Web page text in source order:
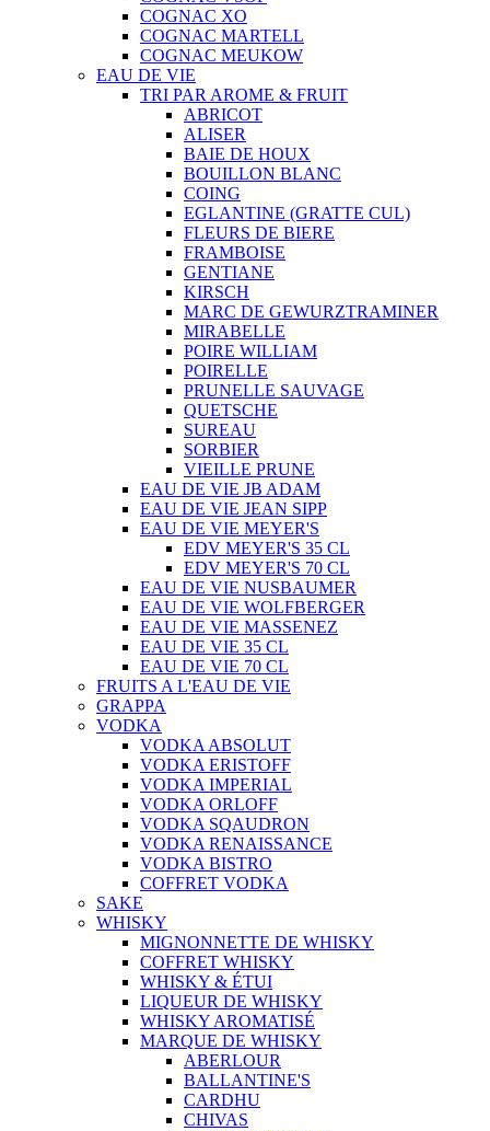
COGNAC XO
COGNAC MARTELL
COGNAC MEUKOW
EAU DE VIE
TRI PAR AROME & FRUIT
ABRICOT
ALISER
BAIE DE HOUX
BOUILLON BLANC
COING
EGLANTINE (GRATTE CUL)
FLEURS DE BIERE
FRAMBOISE
GENTIANE
KIRSCH
MARC DE GEWURZTRAMINER
MIRABELLE
POIRE WILLIAM
POIRELLE
PRUNELLE SAUVAGE
QUETSCHE
SUREAU
SORBIER
VIEILLE PRUNE
EAU DE VIE JB ADAM
EAU DE VIE JEAN SIPP
EAU DE VIE MEYER'S
EDV MEYER'S 35 CL
EDV MEYER'S 70 CL
EAU DE VIE NUSBAUMER
EAU DE VIE WOLFBERGER
EAU DE VIE MASSENEZ
EAU DE VIE 35 CL
EAU DE VIE 70 CL
FRUITS A L'EAU DE VIE
GRAPPA
VODKA
VODKA ABSOLUT
VODKA ERISTOFF
VODKA IMPERIAL
VODKA ORLOFF
VODKA SQAUDRON
VODKA RENAISSANCE
VODKA BISTRO
COFFRET VODKA
SAKE
WHISKY
MIGNONNETTE DE WHISKY
COFFRET WHISKY
WHISKY & ÉTUI
LIQUEUR DE WHISKY
WHISKY AROMATISÉ
MARQUE DE WHISKY
ABERLOUR
BALLANTINE'S
CARDHU
CHIVAS